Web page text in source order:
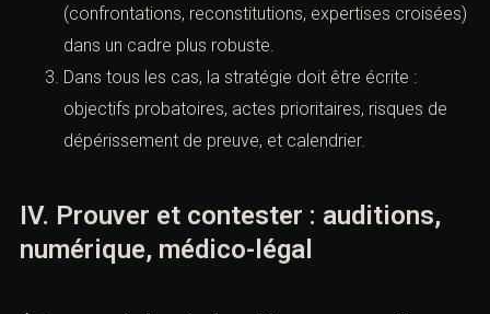
flagrance, plus coercitive, suppose des conditions
strictes. L’information judiciaire, avec juge
d’instruction, est l’outil des dossiers complexes :
pluralité de victimes, expertises multiples, emprise
durable, contestations techniques.
c’est une garantie de contradictoire et de contrôle.
Elle permet aussi d’ordonner des actes sensibles
(confrontations, reconstitutions, expertises